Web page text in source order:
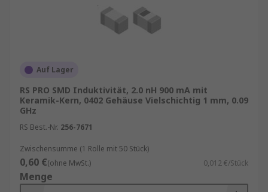
Auf Lager
RS PRO SMD Induktivität, 2.0 nH 900 mA mit
Keramik-Kern, 0402 Gehäuse Vielschichtig 1 mm, 0.09
GHz
RS Best.-Nr. 256-7671
Zwischensumme (1 Rolle mit 50 Stück)
0,60 €(ohne MwSt.) 0,012 €/Stück
Menge